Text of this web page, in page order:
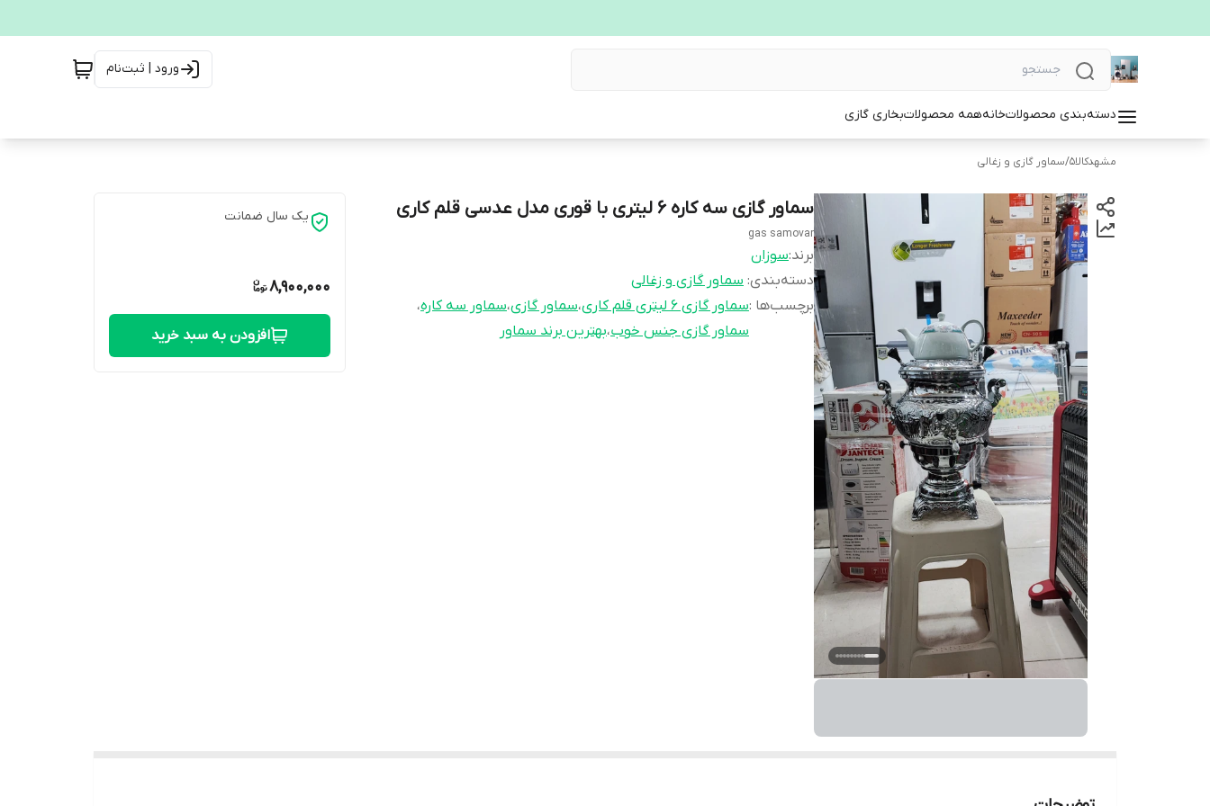
ورود | ثبت‌نام
دسته‌بندی محصولاتخانههمه محصولاتبخاری گازی
مشهدکالا5 /سماور گازی و زغالی
سماور گازی سه کاره ۶ لیتری با قوری مدل عدسی قلم کاری
gas samovar
برند:سوزان
دسته‌بندی: سماور گازی و زغالی
برچسب‌ها :سماور گازی ۶ لیتری قلم کاری ،سماور گازی،سماور سه کاره،
سماور گازی جنس خوب،بهترین برند سماور
یک سال ضمانت
8,900,000
افزودن به سبد خرید